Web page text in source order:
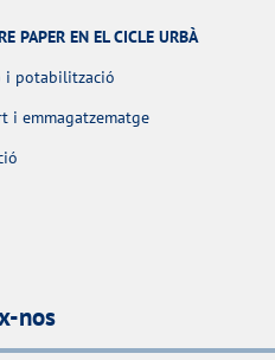
PAPER EN EL CICLE URBÀ
i potabilització
i emmagatzematge
nos